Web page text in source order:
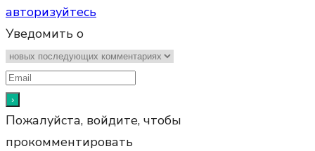
авторизуйтесь
Уведомить о
Пожалуйста, войдите, чтобы
прокомментировать